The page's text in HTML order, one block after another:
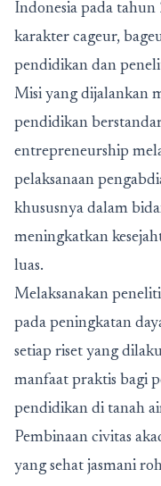
Indonesia pada
karakter cageur,
pendidikan dan
Misi yang dijalankan
pendidikan
entrepreneurship
pelaksanaan
khususnya dalam
meningkatkan
luas.
Melaksanakan
pada peningkatan
setiap riset yang
manfaat praktis bagi
pendidikan di tanah
Pembinaan civitas
yang sehat jasmani